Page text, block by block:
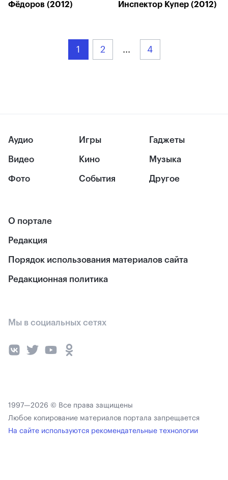
Фёдоров (2012) Инспектор Купер (2012)
1 2 ... 4
Аудио
Видео
Фото
Игры
Кино
События
Гаджеты
Музыка
Другое
О портале
Редакция
Порядок использования материалов сайта
Редакционная политика
Мы в социальных сетях
1997—2026 © Все права защищены
Любое копирование материалов портала запрещается
На сайте используются рекомендательные технологии